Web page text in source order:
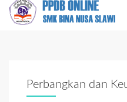
Perbangkan dan